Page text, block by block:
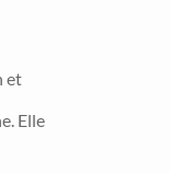
et
Elle